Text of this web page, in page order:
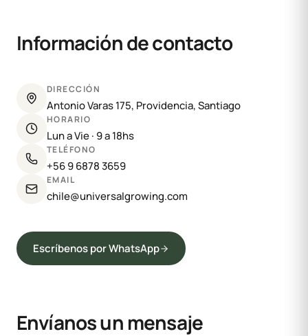
Información de contacto
DIRECCIÓN
Antonio Varas 175, Providencia, Santiago
HORARIO
Lun a Vie · 9 a 18hs
TELÉFONO
+56 9 6878 3659
EMAIL
chile@universalgrowing.com
Escríbenos por WhatsApp
Envíanos un mensaje